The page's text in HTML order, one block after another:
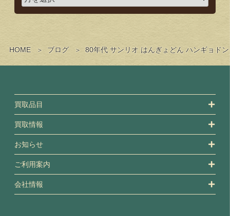
HOME ブログ 80年代 サンリオ はんぎょどん ハンギョド
買取品目
買取情報
お知らせ
ご利用案内
会社情報